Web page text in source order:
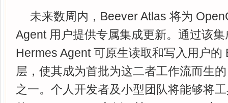
未来数周内，Beever Atlas 将为
Agent 用户提供专属集成更新。通过该
Hermes Agent 可原生读取和写入用户的
层，使其成为首批为这二者工作流而生
之一。个人开发者及小型团队将能够将